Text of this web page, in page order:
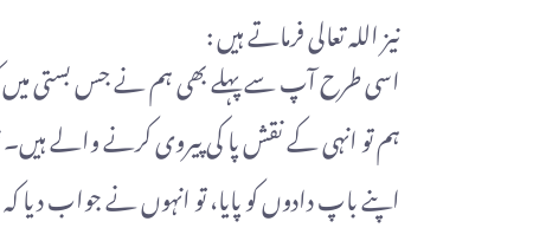
نیز اللہ تعالی فرماتے ہیں :
اسی طرح آپ سے پہلے بھی ہم نے جس بستی میں
ہم تو انہی کے نقش پا کی پیروی کرنے والے
اپنے باپ دادوں کو پایا، تو انہوں نے جواب دیا